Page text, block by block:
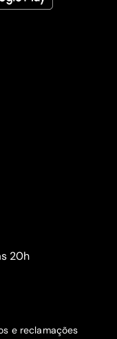
20h
e reclamações